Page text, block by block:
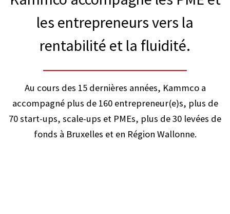
les entrepreneurs vers la
rentabilité et la fluidité.
Au cours des 15 dernières années, Kammco a
accompagné plus de 160 entrepreneur(e)s, plus de
70 start-ups, scale-ups et PMEs, plus de 30 levées de
fonds à Bruxelles et en Région Wallonne.